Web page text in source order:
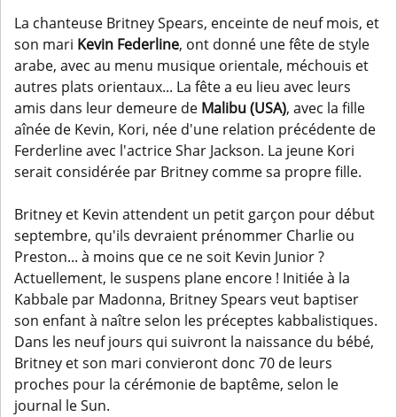
La chanteuse Britney Spears, enceinte de neuf mois, et
son mari Kevin Federline, ont donné une fête de style
arabe, avec au menu musique orientale, méchouis et
autres plats orientaux... La fête a eu lieu avec leurs
amis dans leur demeure de Malibu(USA), avec la fille
aînée de Kevin, Kori, née d'une relation précédente de
Ferderline avec l'actrice Shar Jackson. La jeune Kori
serait considérée par Britney comme sa propre fille.
Britney et Kevin attendent un petit garçon pour début
septembre, qu'ils devraient prénommer Charlie ou
Preston... à moins que ce ne soit Kevin Junior ?
Actuellement, le suspens plane encore ! Initiée à la
Kabbale par Madonna, Britney Spears veut baptiser
son enfant à naître selon les préceptes kabbalistiques.
Dans les neuf jours qui suivront la naissance du bébé,
Britney et son mari convieront donc 70 de leurs
proches pour la cérémonie de baptême, selon le
journal le Sun.